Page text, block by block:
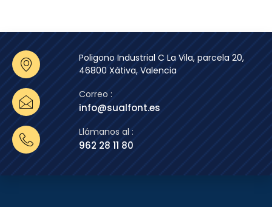
Poligono Industrial C La Vila, parcela 20,
46800 Xàtiva, Valencia
Correo :
info@sualfont.es
Llámanos al :
962 28 11 80